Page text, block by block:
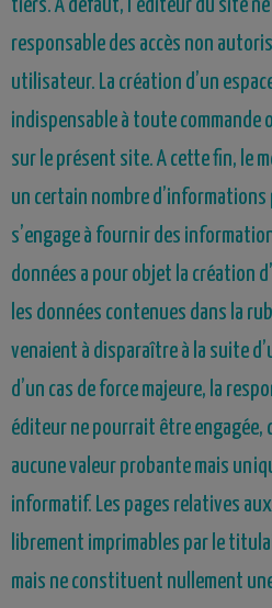
tiers. A défaut, l’éditeur du site
responsable des accès non
utilisateur. La création d’un
indispensable à toute commande
sur le présent site. A cette fin, le
un certain nombre d’informations
s’engage à fournir des
données a pour objet la création
les données contenues dans la
venaient à disparaître à la suite
d’un cas de force majeure, la
éditeur ne pourrait être engagée,
aucune valeur probante mais
informatif. Les pages relatives
librement imprimables par le
mais ne constituent nullement